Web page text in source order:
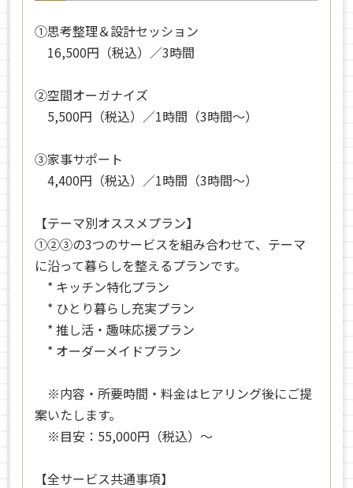
①思考整理＆設計セッション
16,500円（税込）／3時間
②空間オーガナイズ
5,500円（税込）／1時間（3時間〜）
③家事サポート
4,400円（税込）／1時間（3時間〜）
【テーマ別オススメプラン】
①②③の3つのサービスを組み合わせて、テーマ
に沿って暮らしを整えるプランです。
* キッチン特化プラン
* ひとり暮らし充実プラン
* 推し活・趣味応援プラン
* オーダーメイドプラン
※内容・所要時間・料金はヒアリング後にご提
案いたします。
※目安：55,000円（税込）〜
【全サービス共通事項】